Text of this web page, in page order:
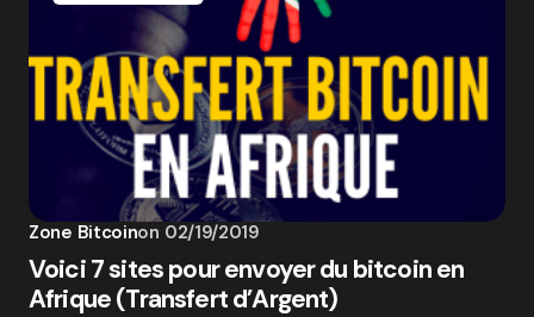
Zone Bitcoinon 02/19/2019
Voici 7 sites pour envoyer du bitcoin en
Afrique (Transfert d’Argent)